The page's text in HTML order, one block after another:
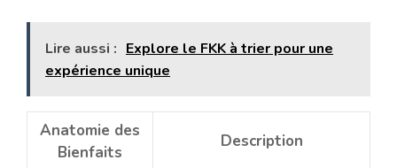
Lire aussi : Explore le FKK à trier pour une
expérience unique
Anatomie des
Bienfaits
Description